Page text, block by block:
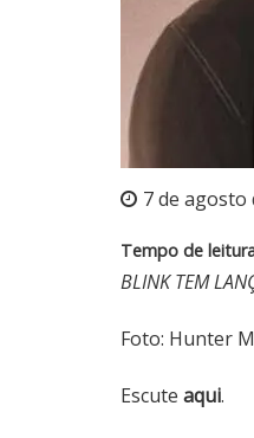
7 de agosto
Tempo de
BLINK TEM
Foto: Hunter
Escute aqui.